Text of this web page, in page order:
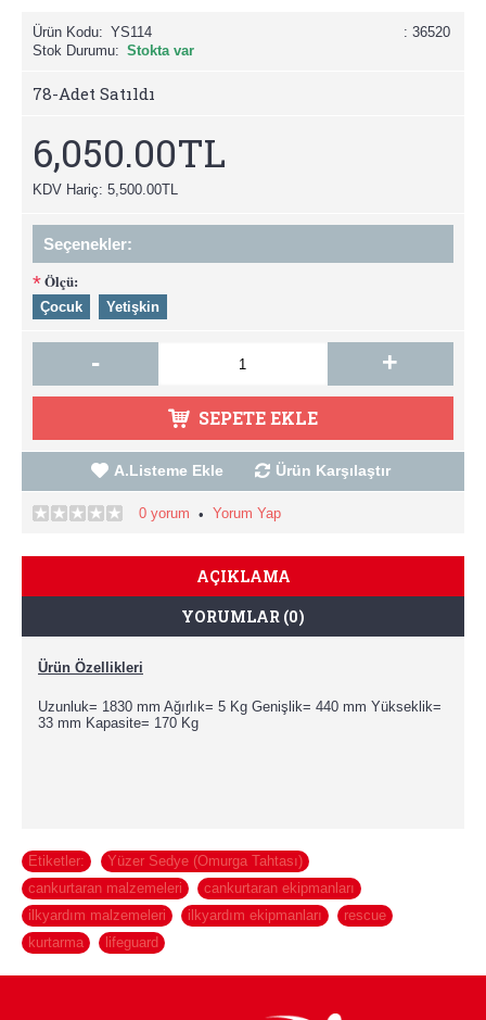
: 36520
Ürün Kodu: YS114
Stok Durumu: Stokta var
78-Adet Satıldı
6,050.00TL
KDV Hariç: 5,500.00TL
Seçenekler:
*Ölçü:
Çocuk Yetişkin
- +
SEPETE EKLE
A.Listeme Ekle Ürün Karşılaştır
0 yorum • Yorum Yap
AÇIKLAMA
YORUMLAR (0)
Ürün Özellikleri
Uzunluk= 1830 mm Ağırlık= 5 Kg Genişlik= 440 mm Yükseklik=
33 mm Kapasite= 170 Kg
Etiketler: Yüzer Sedye (Omurga Tahtası)
cankurtaran malzemeleri
cankurtaran ekipmanları
ilkyardım malzemeleri
ilkyardım ekipmanları rescue
kurtarma
lifeguard